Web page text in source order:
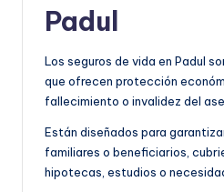
Padul
Los seguros de vida en Padul
que ofrecen protección
fallecimiento o invalidez del
Están diseñados para
familiares o beneficiarios,
hipotecas, estudios o